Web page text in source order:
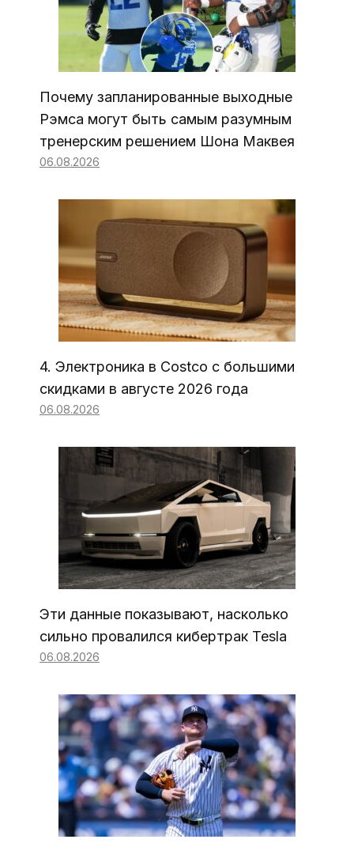
Почему запланированные выходные
Рэмса могут быть самым разумным
тренерским решением Шона Маквея
06.08.2026
4. Электроника в Costco с большими
скидками в августе 2026 года
06.08.2026
Эти данные показывают, насколько
сильно провалился кибертрак Tesla
06.08.2026